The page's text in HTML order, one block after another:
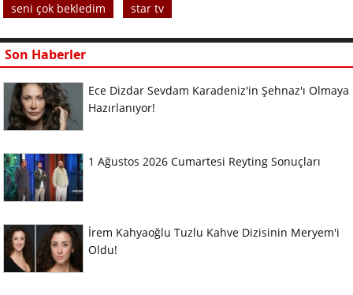
seni çok bekledim star tv
Son Haberler
Ece Dizdar Sevdam Karadeniz'in Şehnaz'ı Olmaya
Hazırlanıyor!
1 Ağustos 2026 Cumartesi Reyting Sonuçları
İrem Kahyaoğlu Tuzlu Kahve Dizisinin Meryem'i
Oldu!